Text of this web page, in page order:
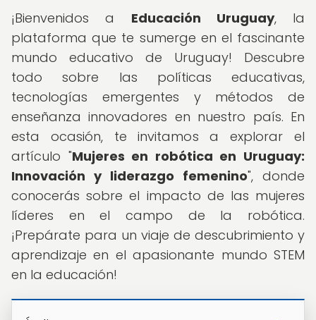
¡Bienvenidos a Educación Uruguay, la
plataforma que te sumerge en el fascinante
mundo educativo de Uruguay! Descubre
todo sobre las políticas educativas,
tecnologías emergentes y métodos de
enseñanza innovadores en nuestro país. En
esta ocasión, te invitamos a explorar el
artículo "Mujeres en robótica en Uruguay:
Innovación y liderazgo femenino", donde
conocerás sobre el impacto de las mujeres
líderes en el campo de la robótica.
¡Prepárate para un viaje de descubrimiento y
aprendizaje en el apasionante mundo STEM
en la educación!